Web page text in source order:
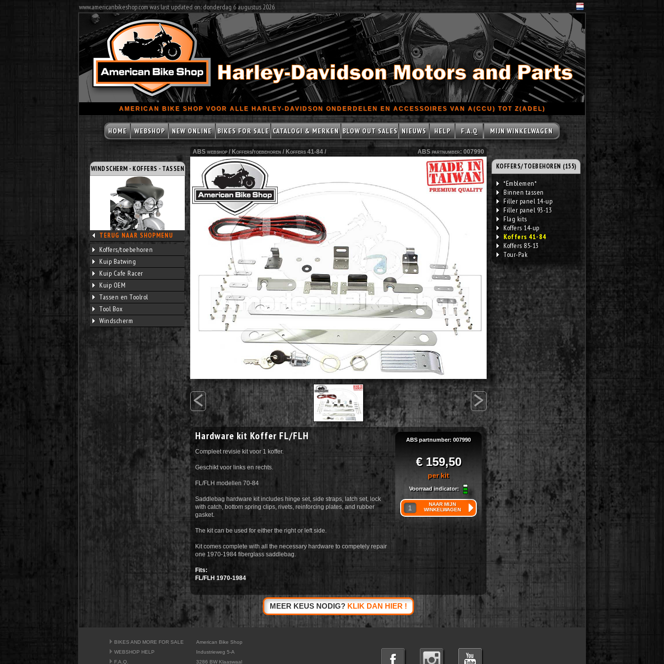
www.americanbikeshop.com was last updated on: donderdag 6 augustus 2026
AMERICAN BIKE SHOP VOOR ALLE HARLEY-DAVIDSON ONDERDELEN EN ACCESSOIRES VAN A(CCU) TOT Z(ADEL)
HOME WEBSHOP NEW ONLINE BIKES FOR SALE CATALOGI & MERKEN BLOW OUT SALES NIEUWS HELP F.A.Q MIJN WINKELWAGEN
WINDSCHERM - KOFFERS - TASSEN
TERUG NAAR SHOPMENU
Koffers/toebehoren
Kuip Batwing
Kuip Cafe Racer
Kuip OEM
Tassen en Toolrol
Tool Box
Windscherm
ABS webshop / Koffers/toebehoren / Koffers 41-84 / ABS partnumber: 007990
< >
Hardware kit Koffer FL/FLH
Compleet revisie kit voor 1 koffer.
Geschikt voor links en rechts.
FL/FLH modellen 70-84
Saddlebag hardware kit includes hinge set, side straps, latch set, lock
with catch, bottom spring clips, rivets, reinforcing plates, and rubber
gasket.
The kit can be used for either the right or left side.
Kit comes complete with all the necessary hardware to competely repair
one 1970-1984 fiberglass saddlebag.
Fits:
FL/FLH 1970-1984
ABS partnumber: 007990
€ 159,50
per kit
Voorraad indicator:
NAAR MIJN
WINKELWAGEN
MEER KEUS NODIG? KLIK DAN HIER !
KOFFERS/TOEBEHOREN (155)
*Emblemen*
Binnen tassen
Filler panel 14-up
Filler panel 93-13
Flag kits
Koffers 14-up
Koffers 41-84
Koffers 85-13
Tour-Pak
BIKES AND MORE FOR SALE
WEBSHOP HELP
F.A.Q.
American Bike Shop
Industrieweg 5-A
3286 BW Klaaswaal